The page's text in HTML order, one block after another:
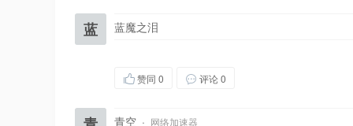
蓝 蓝魔之泪
赞同 0 评论 0
青空 · 网络加速器